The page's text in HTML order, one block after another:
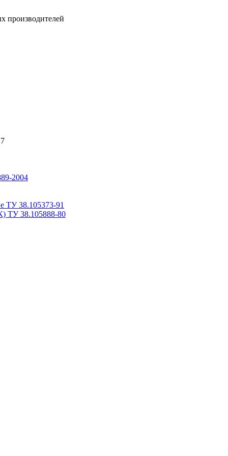
производителей
2004
ТУ 38.105373-91
ТУ 38.105888-80